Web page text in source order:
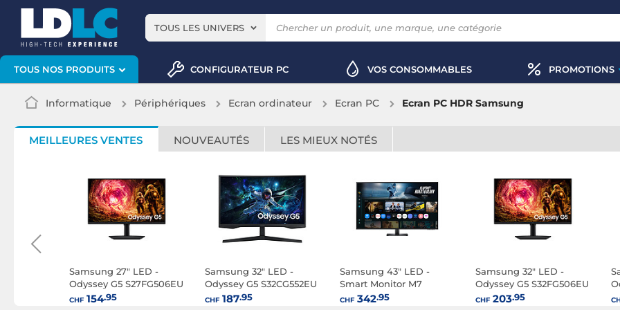
TOUS LES UNIVERS
TOUS NOS PRODUITS CONFIGURATEUR PC VOS CONSOMMABLES PROMOTIONS
Informatique Périphériques Ecran ordinateur Ecran PC Ecran PC HDR Samsung
MEILLEURES VENTES NOUVEAUTÉS LES MIEUX NOTÉS
Samsung 27" LED -
Odyssey G5 S27FG506EU
CHF154.95
Samsung 32" LED -
Odyssey G5 S32CG552EU
CHF187.95
Samsung 43" LED -
Smart Monitor M7
S43FM702UU
CHF342.95
Samsung 32" LED -
Odyssey G5 S32FG506EU
CHF203.95